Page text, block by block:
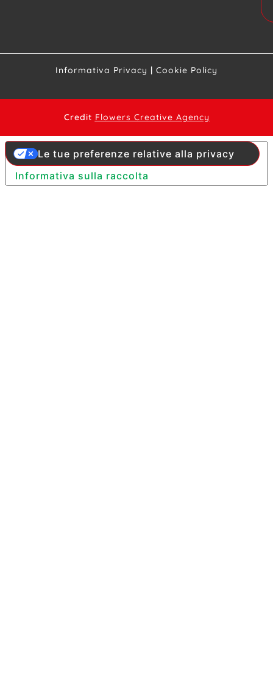
Informativa Privacy | Cookie Policy
Credit Flowers Creative Agency
Informativa sulla raccolta
Le tue preferenze relative alla privacy